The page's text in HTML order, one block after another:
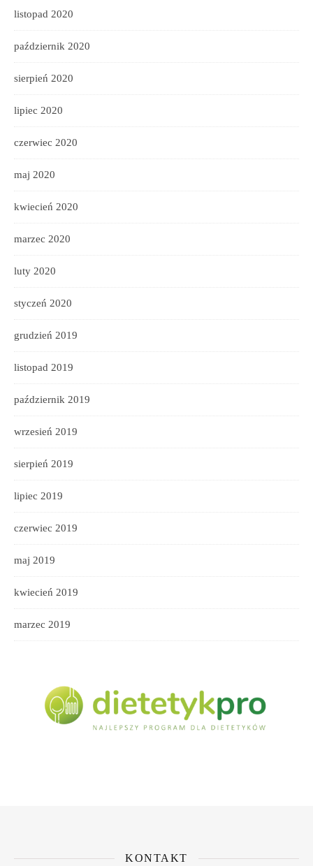
listopad 2020
październik 2020
sierpień 2020
lipiec 2020
czerwiec 2020
maj 2020
kwiecień 2020
marzec 2020
luty 2020
styczeń 2020
grudzień 2019
listopad 2019
październik 2019
wrzesień 2019
sierpień 2019
lipiec 2019
czerwiec 2019
maj 2019
kwiecień 2019
marzec 2019
KONTAKT